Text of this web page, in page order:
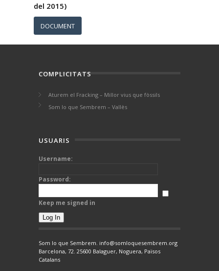
del 2015)
DOCUMENT
COMPLICITATS
Aturem el Fracking – Millor vius que fòssils
Som lo que Sembrem – Vallès
USUARIS
Username:
Password:
Keep me signed in
Log In
Som lo que Sembrem. info@somloquesembrem.org
Barcelona, 72. 25600 Balaguer, Noguera, Països
Catalans